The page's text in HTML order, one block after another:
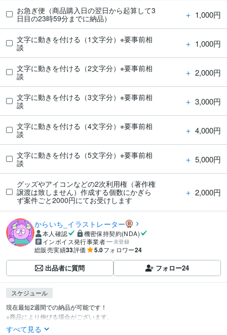
お急ぎ便（商品購入日の翌日から起算して3
日目の23時59分までに納品）
＋ 1,000円
文字に動きを付ける（1文字分）※要事前相
談
＋ 1,000円
文字に動きを付ける（2文字分）※要事前相
談
＋ 2,000円
文字に動きを付ける（3文字分）※要事前相
談
＋ 3,000円
文字に動きを付ける（4文字分）※要事前相
談
＋ 4,000円
文字に動きを付ける（5文字分）※要事前相
談
＋ 5,000円
グッズやアイコンなどの2次利用権（著作権
譲渡は致しません）作成する個数にかぎら
ず案件ごと2000円にてお受けします
＋ 2,000円
からいち_イラストレーター
本人確認
機密保持契約(NDA)
インボイス発行事業者
未登録
総販売実績33評価 5.0フォロワー24
出品者に質問 フォロー24
スケジュール
現在最短2週間での納品が可能です！
※商品により伸びる場合がございます。
すべて見る